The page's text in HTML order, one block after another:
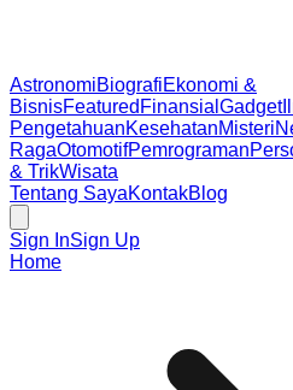
AstronomiBiografiEkonomi &
BisnisFeatured Finansial Gadget
PengetahuanKesehatanMisteri
RagaOtomotifPemrograman
& TrikWisata
Tentang SayaKontakBlog
Sign InSign Up
Home